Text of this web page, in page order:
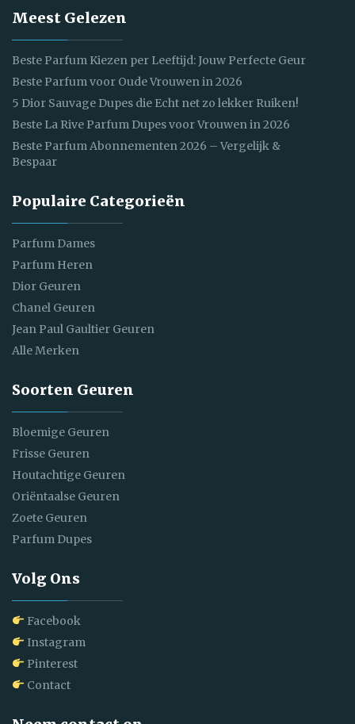
Meest Gelezen
Beste Parfum Kiezen per Leeftijd: Jouw Perfecte Geur
Beste Parfum voor Oude Vrouwen in 2026
5 Dior Sauvage Dupes die Echt net zo lekker Ruiken!
Beste La Rive Parfum Dupes voor Vrouwen in 2026
Beste Parfum Abonnementen 2026 – Vergelijk &
Bespaar
Populaire Categorieën
Parfum Dames
Parfum Heren
Dior Geuren
Chanel Geuren
Jean Paul Gaultier Geuren
Alle Merken
Soorten Geuren
Bloemige Geuren
Frisse Geuren
Houtachtige Geuren
Oriëntaalse Geuren
Zoete Geuren
Parfum Dupes
Volg Ons
Facebook
Instagram
Pinterest
Contact